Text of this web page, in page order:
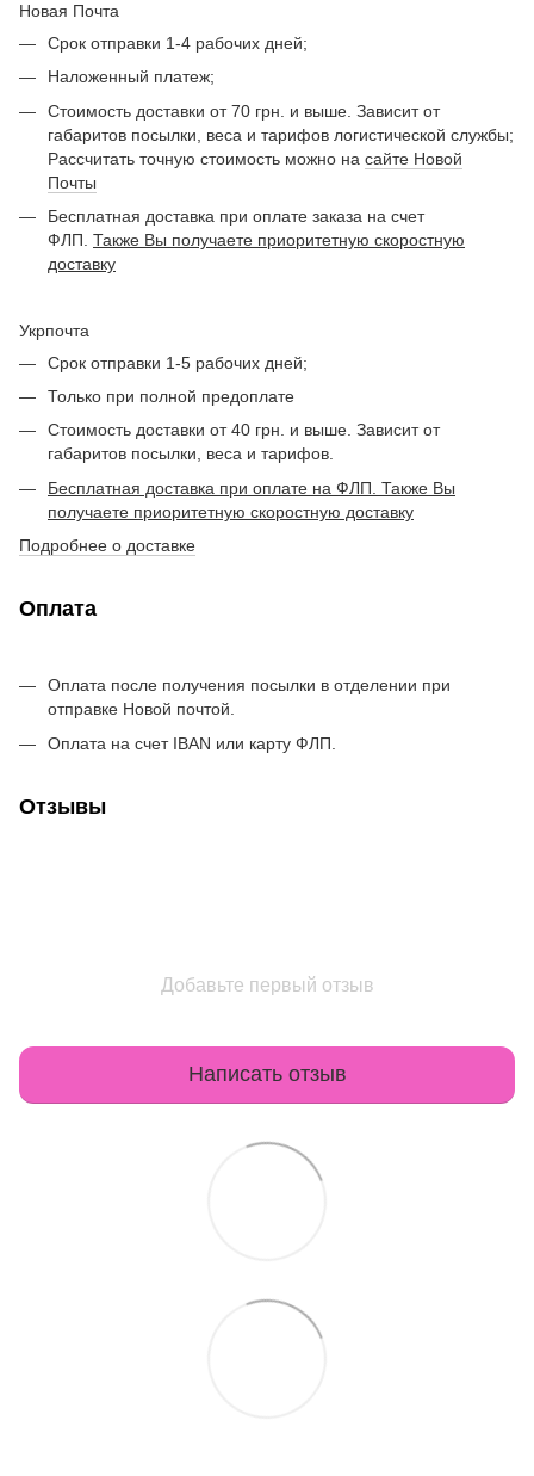
Новая Почта
Срок отправки 1-4 рабочих дней;
Наложенный платеж;
Стоимость доставки от 70 грн. и выше. Зависит от
габаритов посылки, веса и тарифов логистической службы;
Рассчитать точную стоимость можно на сайте Новой
Почты
Бесплатная доставка при оплате заказа на счет
ФЛП. Также Вы получаете приоритетную скоростную
доставку
Укрпочта
Срок отправки 1-5 рабочих дней;
Только при полной предоплате
Стоимость доставки от 40 грн. и выше. Зависит от
габаритов посылки, веса и тарифов.
Бесплатная доставка при оплате на ФЛП. Также Вы
получаете приоритетную скоростную доставку
Подробнее о доставке
Оплата
Оплата после получения посылки в отделении при
отправке Новой почтой.
Оплата на счет IBAN или карту ФЛП.
Отзывы
Добавьте первый отзыв
Написать отзыв